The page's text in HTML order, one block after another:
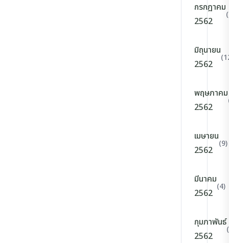
กรกฎาคม
2562
มิถุนายน
2562
พฤษภาคม
2562
เมษายน
2562
(9)
มีนาคม
2562
(4)
กุมภาพันธ์
2562